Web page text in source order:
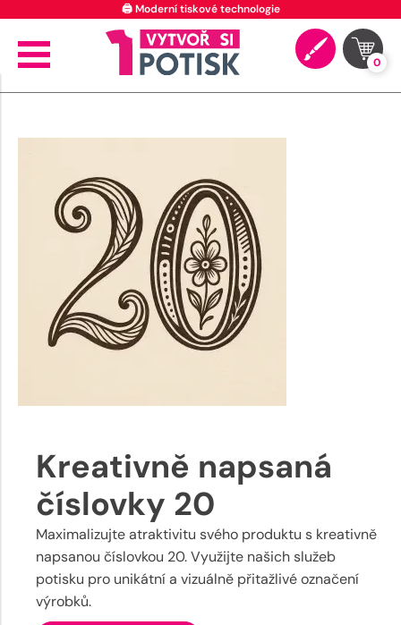
🖨️ Moderní tiskové technologie
0
Kreativně napsaná
číslovky 20
Maximalizujte atraktivitu svého produktu s kreativně
napsanou číslovkou 20. Využijte našich služeb
potisku pro unikátní a vizuálně přitažlivé označení
výrobků.